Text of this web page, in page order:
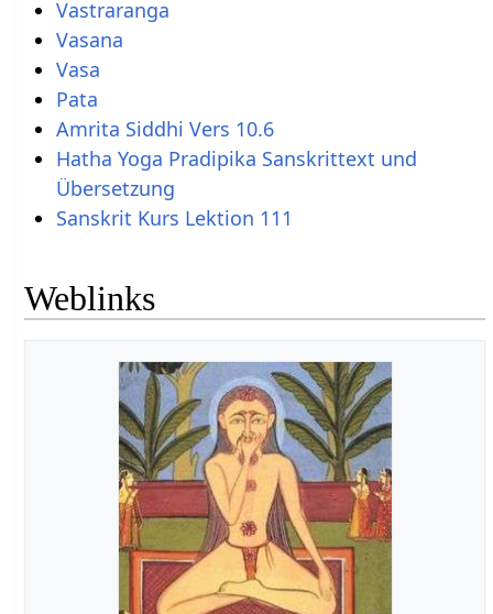
Vastraranga
Vasana
Vasa
Pata
Amrita Siddhi Vers 10.6
Hatha Yoga Pradipika Sanskrittext und
Übersetzung
Sanskrit Kurs Lektion 111
Weblinks